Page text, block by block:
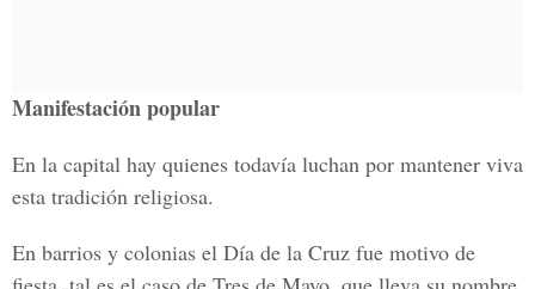
Manifestación popular
En la capital hay quienes todavía luchan por mantener viva
esta tradición religiosa.
En barrios y colonias el Día de la Cruz fue motivo de